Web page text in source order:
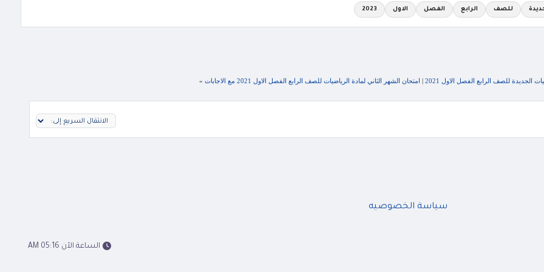
للصف الرابع الفصل الاول 2023
الجديدة للصف الرابع الفصل الاول 2021 | امتحان الشهر الثاني لمادة الرياضيات للصف الرابع الفصل الاول 2021 مع الاجابات »
سياسة الخصوصيه
الساعة الآن 05:16 AM